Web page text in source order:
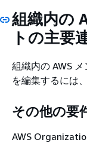
組織内の
トの主要
組織内の AWS
を編集するには
その他の要
AWS